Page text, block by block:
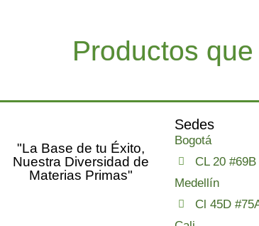
Productos
"La Base de tu Éxito,
Nuestra Diversidad de
Materias Primas"
Sedes
Bogotá
CL 20
Medellín
Cl 45D